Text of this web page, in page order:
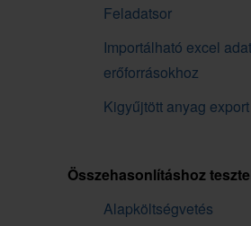
Feladatsor
Importálható excel
erőforrásokhoz
Kigyűjtött anyag
Összehasonlításhoz
Alapköltségvetés